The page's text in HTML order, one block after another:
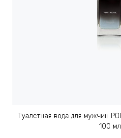
Туалетная вода для мужчин
100 мл